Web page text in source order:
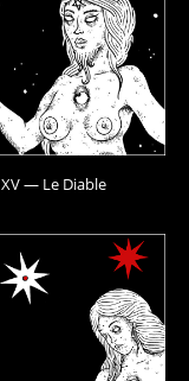
XV — Le Diable